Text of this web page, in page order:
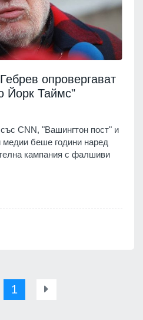
опровергават
Йорк Таймс"
CNN, "Вашингтон пост" и
беше години наред
кампания с фалшиви
1